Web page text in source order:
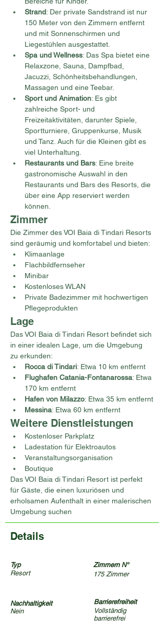
Strand: Der private Sandstrand ist nur
150 Meter von den Zimmern entfernt
und mit Sonnenschirmen und
Liegestühlen ausgestattet.
Spa und Wellness: Das Spa bietet eine
Relaxzone, Sauna, Dampfbad,
Jacuzzi, Schönheitsbehandlungen,
Massagen und eine Teebar.
Sport und Animation: Es gibt
zahlreiche Sport- und
Freizeitaktivitäten, darunter Spiele,
Sportturniere, Gruppenkurse, Musik
und Tanz. Auch für die Kleinen gibt es
viel Unterhaltung.
Restaurants und Bars: Eine breite
gastronomische Auswahl in den
Restaurants und Bars des Resorts, die
über eine App reserviert werden
können.
Zimmer
Die Zimmer des VOI Baia di Tindari Resorts
sind geräumig und komfortabel und bieten:
Klimaanlage
Flachbildfernseher
Minibar
Kostenloses WLAN
Private Badezimmer mit hochwertigen
Pflegeprodukten
Lage
Das VOI Baia di Tindari Resort befindet sich
in einer idealen Lage, um die Umgebung
zu erkunden:
Rocca di Tindari: Etwa 10 km entfernt
Flughafen Catania-Fontanarossa: Etwa
170 km entfernt
Hafen von Milazzo: Etwa 35 km entfernt
Messina: Etwa 60 km entfernt
Weitere Dienstleistungen
Kostenloser Parkplatz
Ladestation für Elektroautos
Veranstaltungsorganisation
Boutique
Das VOI Baia di Tindari Resort ist perfekt
für Gäste, die einen luxuriösen und
erholsamen Aufenthalt in einer malerischen
Umgebung suchen
Details
Typ
Resort
Nachhaltigkeit
Nein
Zimmern N°
175 Zimmer
Barrierefreiheit
Vollständig
barrierefrei